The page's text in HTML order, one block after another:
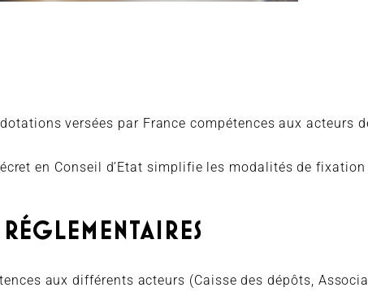
versées par France compétences aux acteurs
en Conseil d’Etat simplifie les modalités de
aux différents acteurs (Caisse des dépôts,